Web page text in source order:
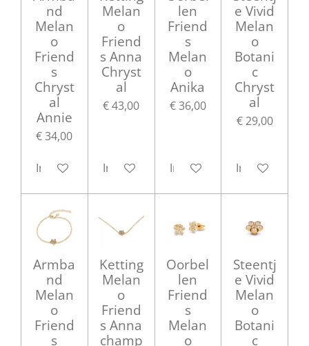
nd
Melan
o
Friend
s
Chryst
al
Annie
€ 34,00
In winkelwagen
Melan
o
Friend
s Anna
Chryst
al
€ 43,00
In winkelwagen
len
Friend
s
Melan
o
Anika
€ 36,00
In winkelwagen
e Vivid
Melan
o
Botani
c
Chryst
al
€ 29,00
In
Armba
nd
Melan
o
Friend
s
Ketting
Melan
o
Friend
s Anna
champ
Oorbel
len
Friend
s
Melan
o
Steentj
e Vivid
Melan
o
Botani
c